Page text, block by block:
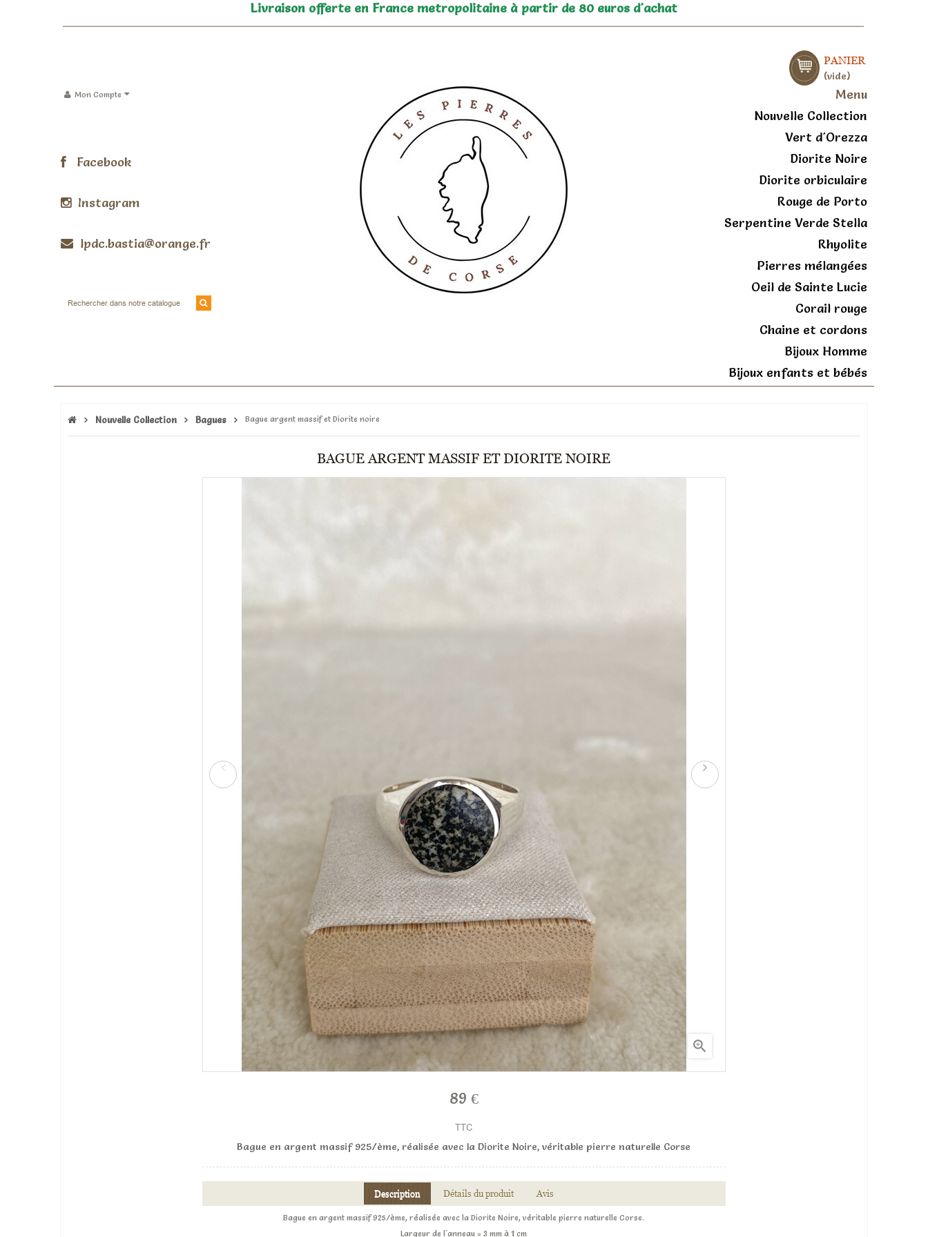
Livraison offerte en France metropolitaine à partir de 80 euros d'achat
PANIER
vide
Mon Compte
Facebook
Instagram
lpdc.bastia@orange.fr
Menu
Nouvelle Collection
Vert d'Orezza
Diorite Noire
Diorite orbiculaire
Rouge de Porto
Serpentine Verde Stella
Rhyolite
Pierres mélangées
Oeil de Sainte Lucie
Corail rouge
Chaine et cordons
Bijoux Homme
Bijoux enfants et bébés
Nouvelle Collection Bagues Bague argent massif et Diorite noire
BAGUE ARGENT MASSIF ET DIORITE NOIRE

89 €
TTC
Bague en argent massif 925/ème, réalisée avec la Diorite Noire, véritable pierre naturelle Corse
Description Détails du produit Avis
Bague en argent massif 925/ème, réalisée avec la Diorite Noire, véritable pierre naturelle Corse.
Largeur de l'anneau = 3 mm à 1 cm